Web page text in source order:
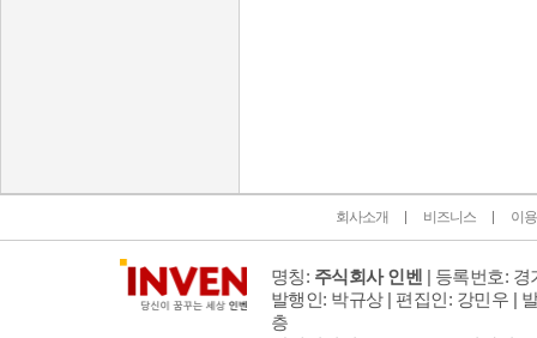
회사소개 비즈니스 이
명칭: 주식회사 인벤 | 등록번호: 경
발행인: 박규상 | 편집인: 강민우 |
층